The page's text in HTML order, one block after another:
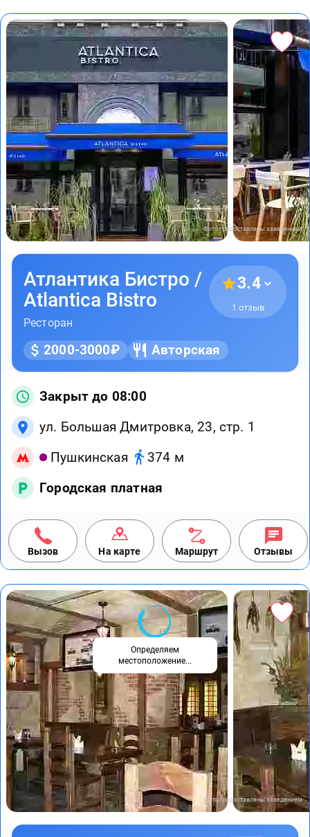
Фото предоставлены заведением
Атлантика Бистро /
Atlantica Bistro
Ресторан
3.4
1 отзыв
2000-3000₽ Авторская
Закрыт до 08:00
ул. Большая Дмитровка, 23, стр. 1
Пушкинская
374 м
Городская платная
Вызов На карте Маршрут Отзывы
Фото предоставлены заведением
Определяем
местоположение...